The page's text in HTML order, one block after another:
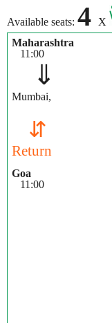
Available seats: 4
X
Maharashtra
11:00
⇓
Mumbai,
⇵
Return
Goa
11:00